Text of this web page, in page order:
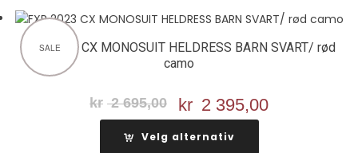
995,00.
195,00.
SALE
FXR 2023 CX MONOSUIT HELDRESS BARN SVART/ rød
camo
kr 2 695,00
Opprinnelig
pris
kr 2 395,00Nåværende
Velg alternativ